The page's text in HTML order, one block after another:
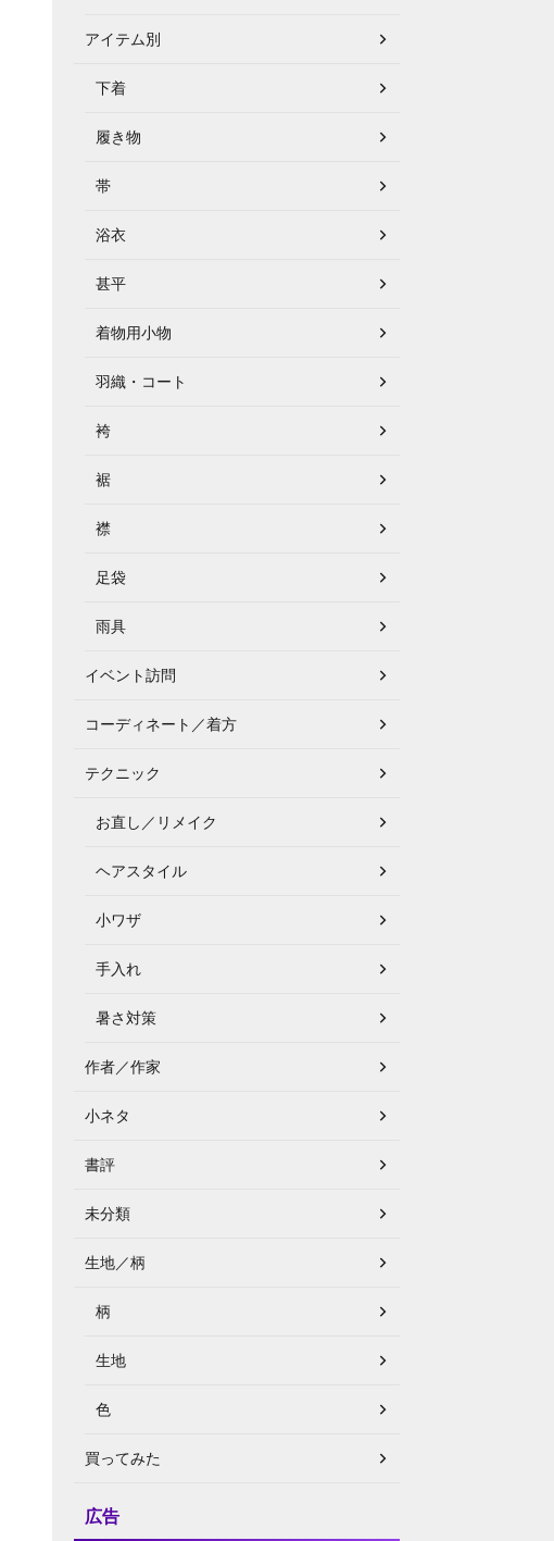
アイテム別
下着
履き物
帯
浴衣
甚平
着物用小物
羽織・コート
袴
裾
襟
足袋
雨具
イベント訪問
コーディネート／着方
テクニック
お直し／リメイク
ヘアスタイル
小ワザ
手入れ
暑さ対策
作者／作家
小ネタ
書評
未分類
生地／柄
柄
生地
色
買ってみた
広告